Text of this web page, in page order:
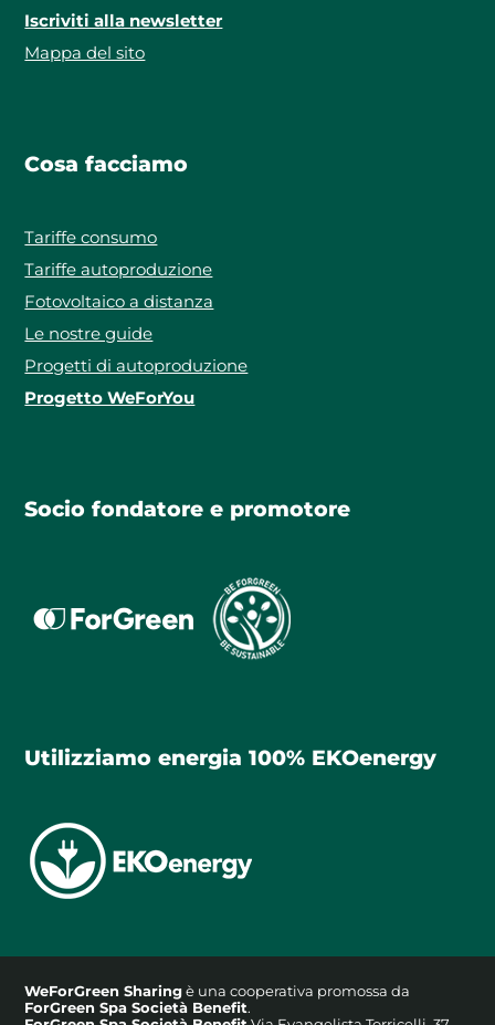
Iscriviti alla newsletter
Mappa del sito
Cosa facciamo
Tariffe consumo
Tariffe autoproduzione
Fotovoltaico a distanza
Le nostre guide
Progetti di autoproduzione
Progetto WeForYou
Socio fondatore e promotore
Utilizziamo energia 100% EKOenergy
WeForGreen Sharingè una cooperativa promossa da
ForGreen Spa Società Benefit.